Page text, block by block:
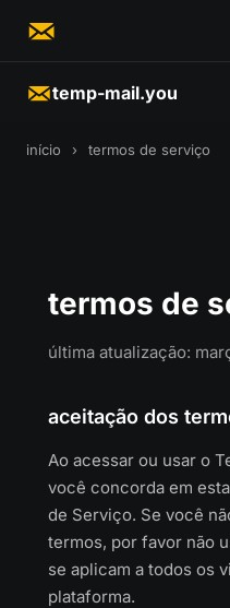
temp-mail.you
início › termos de serviço
termos de
última atualização:
aceitação dos
Ao acessar ou usar o
você concorda em
de Serviço. Se você
termos, por favor não
se aplicam a todos os
plataforma.